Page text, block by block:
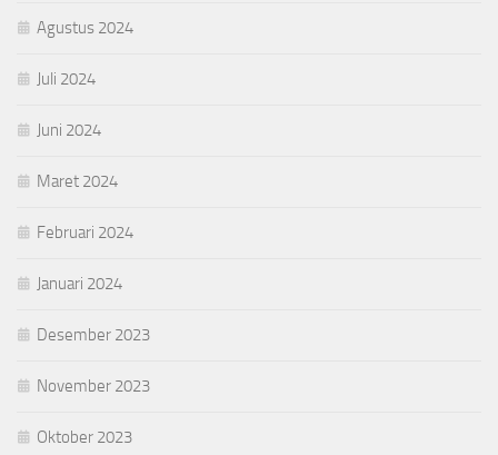
Agustus 2024
Juli 2024
Juni 2024
Maret 2024
Februari 2024
Januari 2024
Desember 2023
November 2023
Oktober 2023